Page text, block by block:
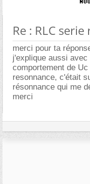
Re : RLC
merci pour ta
j'explique aussi
comportement de
resonnance, c'était
résonnance qui me
merci